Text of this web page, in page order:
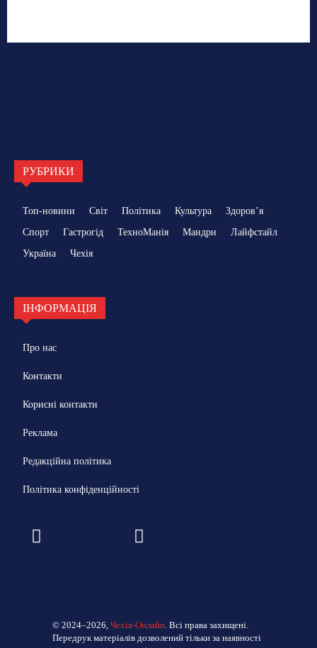
РУБРИКИ
Топ-новини Світ Політика Культура
Здоровʼя
Спорт
Гастрогід ТехноМанія Мандри
Лайфстайл
Україна
Чехія
ІНФОРМАЦІЯ
Про нас
Контакти
Корисні контакти
Реклама
Редакційна політика
Політика конфіденційності
© 2024–2026,Чехія-Онлайн . Всі права захищені.
Передрук матеріалів дозволений тільки за наявності